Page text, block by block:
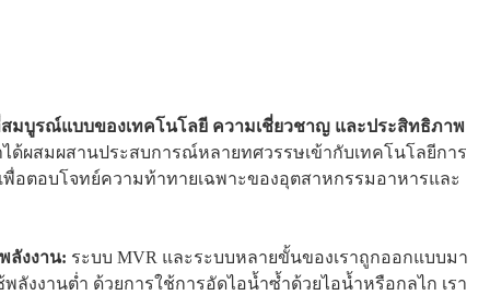
มบูรณ์แบบของเทคโนโลยี ความเชี่ยวชาญ และประสิทธิภาพ
าได้ผสมผสานประสบการณ์หลายทศวรรษเข้ากับเทคโนโลยีการ
พื่อตอบโจทย์ความท้าทายเฉพาะของอุตสาหกรรมอาหารและ
ลังงาน: ระบบ MVR และระบบหลายขั้นของเราถูกออกแบบมา
ลังงานต่ำ ด้วยการใช้การอัดไอน้ำซ้ำด้วยไอน้ำหรือกลไก เรา